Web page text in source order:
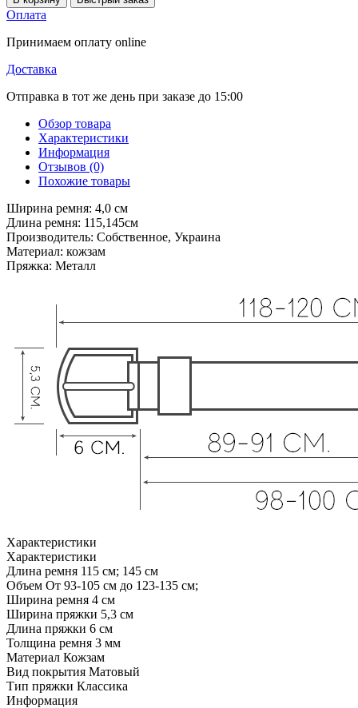
Оплата
Принимаем оплату online
Доставка
Отправка в тот же день при заказе до 15:00
Обзор товара
Характеристики
Информация
Отзывов (0)
Похожие товары
Ширина ремня: 4,0 см
Длина ремня: 115,145см
Производитель: Собственное, Украина
Материал: кожзам
Пряжка: Металл
Характеристики
Характеристики
Длина ремня 115 см; 145 см
Объем От 93-105 см до 123-135 см;
Ширина ремня 4 см
Ширина пряжки 5,3 см
Длина пряжки 6 см
Толщина ремня 3 мм
Материал Кожзам
Вид покрытия Матовый
Тип пряжки Классика
Информация